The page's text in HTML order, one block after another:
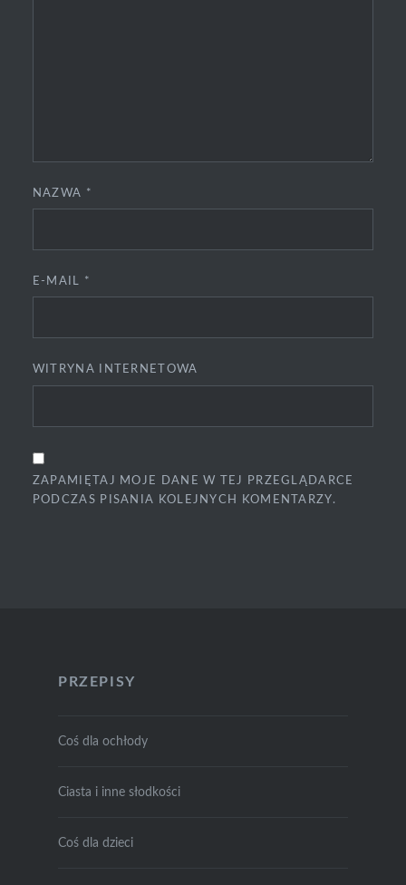
NAZWA *
E-MAIL *
WITRYNA INTERNETOWA
ZAPAMIĘTAJ MOJE DANE W TEJ PRZEGLĄDARCE
PODCZAS PISANIA KOLEJNYCH KOMENTARZY.
PRZEPISY
Coś dla ochłody
Ciasta i inne słodkości
Coś dla dzieci